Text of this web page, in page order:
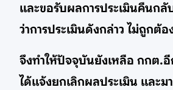
และขอรับผลการประเมินคืนกลั
ว่าการประเมินดังกล่าว ไม่ถูกต้อ
จึงทำให้ปัจจุบันยังเหลือ กกต.อี
ได้แจ้งยกเลิกผลประเมิน และม